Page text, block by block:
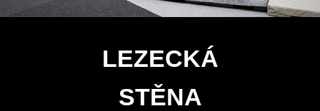
LEZECKÁ
STĚNA